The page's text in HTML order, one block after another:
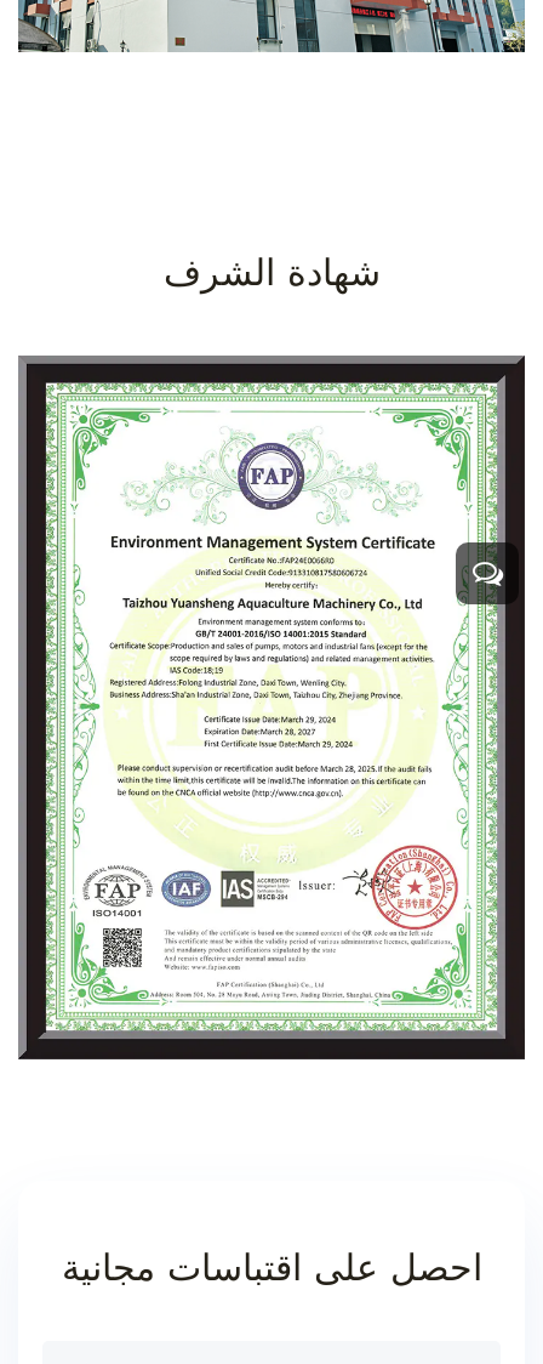
شهادة الشرف
احصل على اقتباسات مجانية